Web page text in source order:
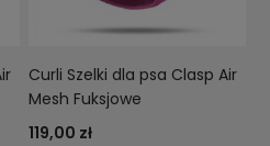
Curli Szelki dla psa Clasp Air
Mesh Fuksjowe
119,00 zł